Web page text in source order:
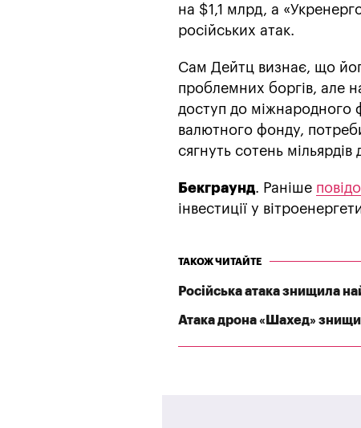
на $1,1 млрд, а
російських атак.
Сам Дейтц визнає, що
проблемних боргів, але
доступ до міжнародного
валютного фонду,
сягнуть сотень мільярдів
Бекграунд. Раніше
інвестиції у
ТАКОЖ ЧИТАЙТЕ
Російська атака знищила
Атака дрона «Шахед»